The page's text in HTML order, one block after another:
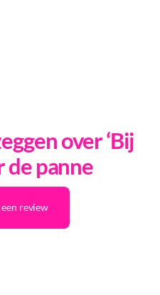
over ‘Bij
de panne
review